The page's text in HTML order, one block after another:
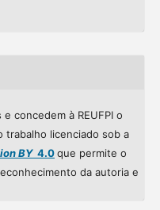
concedem à REUFPI o
trabalho licenciado sob a
BY4.0que permite o
da autoria e